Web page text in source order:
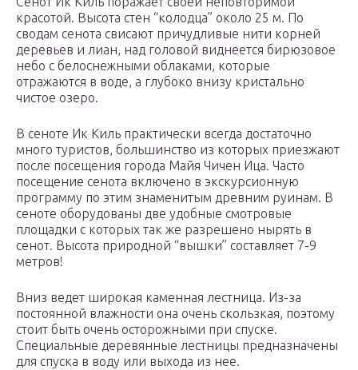
красотой. Высота стен “колодца” около 25 м. По
сводам сенота свисают причудливые нити корней
деревьев и лиан, над головой виднеется бирюзовое
небо с белоснежными облаками, которые
отражаются в воде, а глубоко внизу кристально
чистое озеро.
В сеноте Ик Киль практически всегда достаточно
много туристов, большинство из которых приезжают
после посещения города Майя Чичен Ица. Часто
посещение сенота включено в экскурсионную
программу по этим знаменитым древним руинам. В
сеноте оборудованы две удобные смотровые
площадки с которых так же разрешено нырять в
сенот. Высота природной “вышки” составляет 7-9
метров!
Вниз ведет широкая каменная лестница. Из-за
постоянной влажности она очень скользкая, поэтому
стоит быть очень осторожными при спуске.
Специальные деревянные лестницы предназначены
для спуска в воду или выхода из нее.